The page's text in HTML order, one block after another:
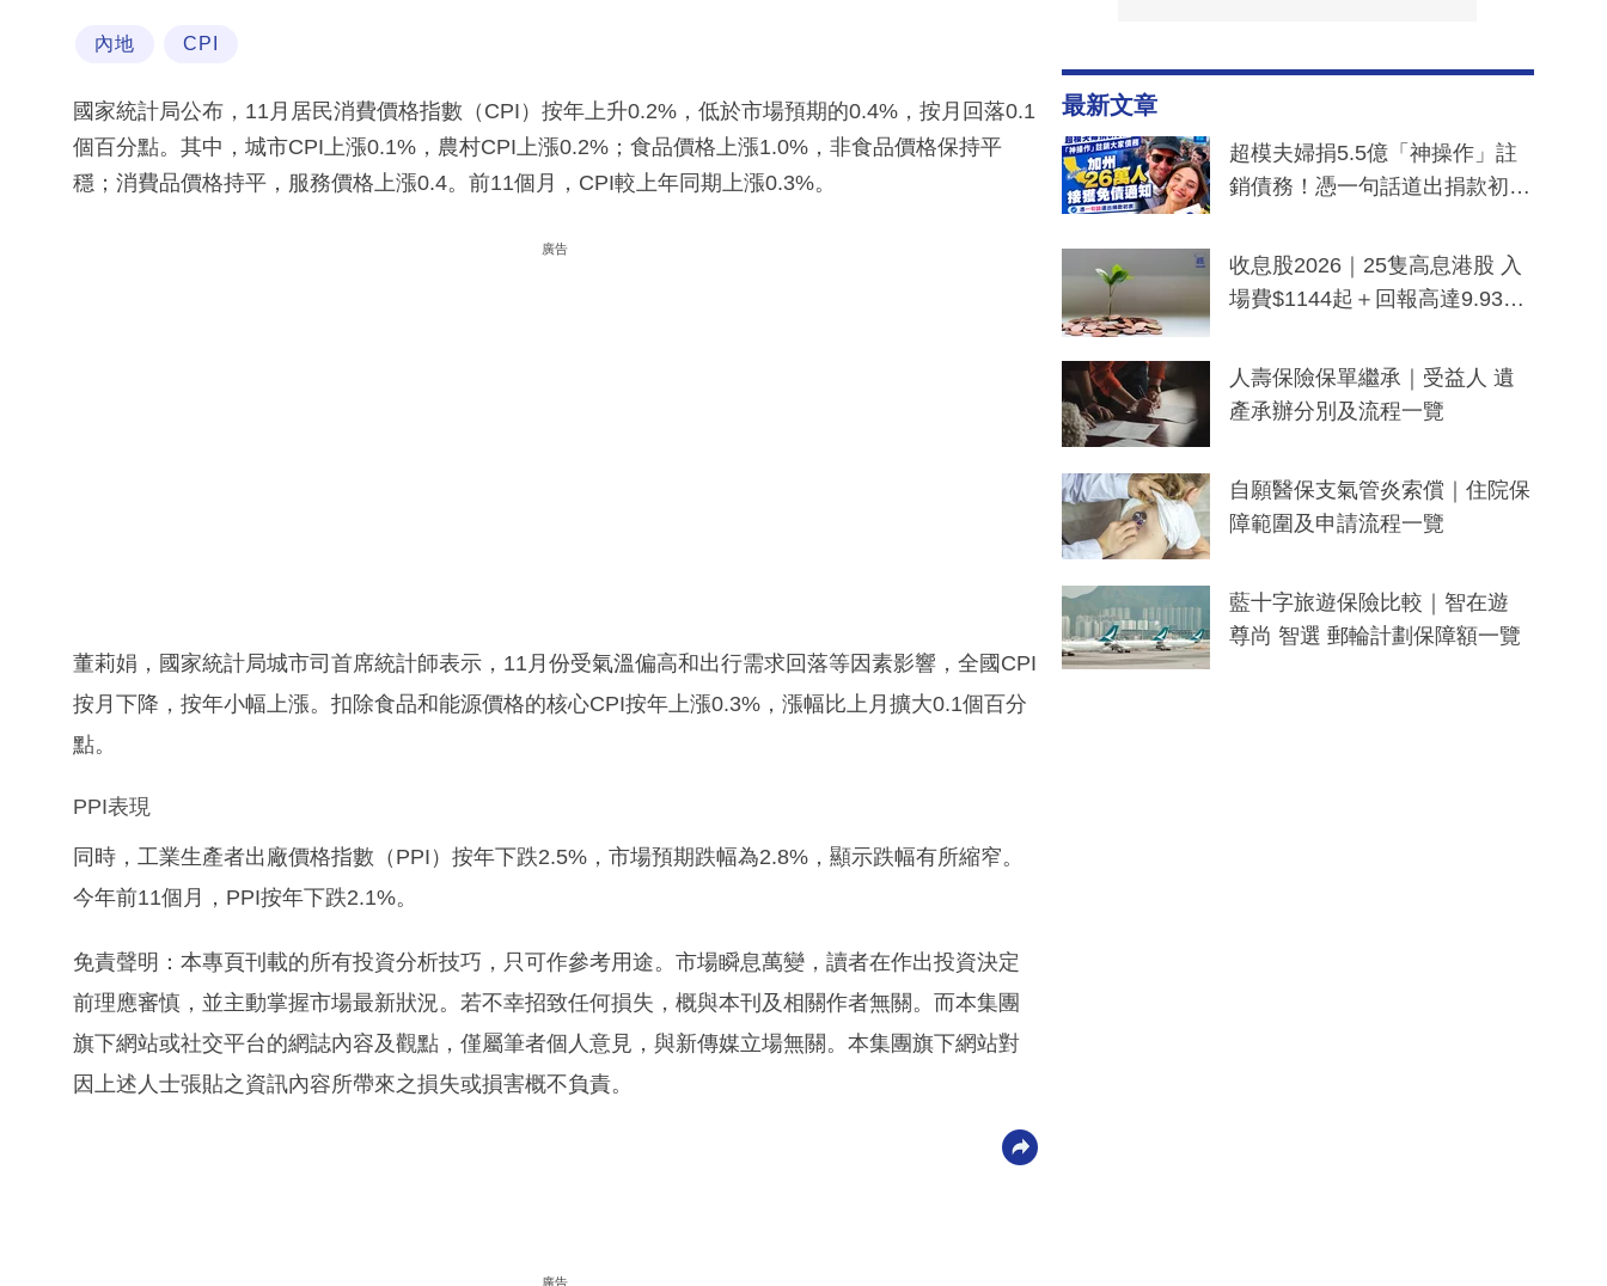
內地 CPI
國家統計局公布，11月居民消費價格指數（CPI）按年上升0.2%，低於市場預期的0.4%，按月回落0.1
個百分點。其中，城市CPI上漲0.1%，農村CPI上漲0.2%；食品價格上漲1.0%，非食品價格保持平
穩；消費品價格持平，服務價格上漲0.4。前11個月，CPI較上年同期上漲0.3%。
廣告
董莉娟，國家統計局城市司首席統計師表示，11月份受氣溫偏高和出行需求回落等因素影響，全國CPI
按月下降，按年小幅上漲。扣除食品和能源價格的核心CPI按年上漲0.3%，漲幅比上月擴大0.1個百分
點。
PPI表現
同時，工業生產者出廠價格指數（PPI）按年下跌2.5%，市場預期跌幅為2.8%，顯示跌幅有所縮窄。
今年前11個月，PPI按年下跌2.1%。
免責聲明：本專頁刊載的所有投資分析技巧，只可作參考用途。市場瞬息萬變，讀者在作出投資決定
前理應審慎，並主動掌握市場最新狀況。若不幸招致任何損失，概與本刊及相關作者無關。而本集團
旗下網站或社交平台的網誌內容及觀點，僅屬筆者個人意見，與新傳媒立場無關。本集團旗下網站對
因上述人士張貼之資訊內容所帶來之損失或損害概不負責。
廣告
最新文章
超模夫婦捐5.5億「神操作」註
銷債務！憑一句話道出捐款初
一度被誤當詐騙手段
收息股2026｜25隻高息港股 入
場費$1144起＋回報高達9.93
人壽保險保單繼承｜受益人 遺
產承辦分別及流程一覽
自願醫保支氣管炎索償｜住院保
障範圍及申請流程一覽
藍十字旅遊保險比較｜智在遊
尊尚 智選 郵輪計劃保障額一覽